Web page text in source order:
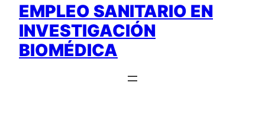
EMPLEO SANITARIO EN
INVESTIGACIÓN
BIOMÉDICA